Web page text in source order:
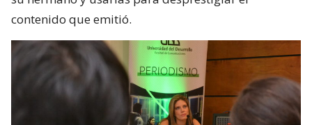
contenido que emitió.